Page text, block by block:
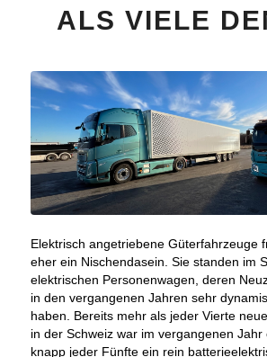
ALS VIELE
Elektrisch angetriebene Güterfahrzeuge
eher ein Nischendasein. Sie standen im
elektrischen Personenwagen, deren
in den vergangenen Jahren sehr
haben. Bereits mehr als jeder Vierte
in der Schweiz war im vergangenen Jahr
knapp jeder Fünfte ein rein